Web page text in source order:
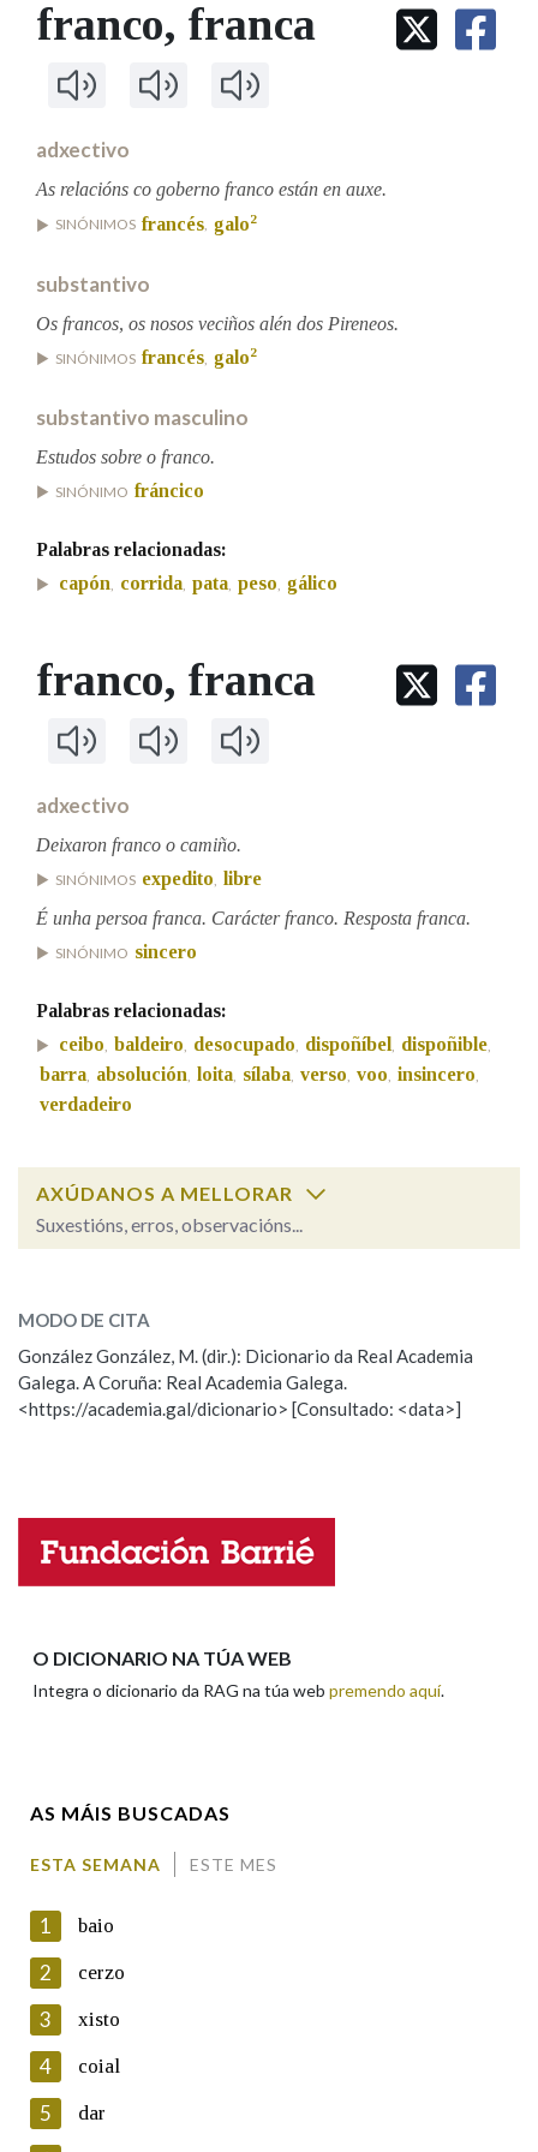
IDENTIDADE CORPORATIVA
MARCIAL DEL ADALID
CASA-MUSEO EMILIA PARDO
BAZÁN
FIGURAS HOMENAXEADAS
HISTORIA
PORTAL DAS PALABRAS
Facebook
TwitterYoutubeInstagram
Bluesky
BUSCAR NOS LEMAS
Comeza por
BUSCAR NO CONTIDO
Nas definicións
Marcas gramaticais
Pertence a
franco, franca
adxectivo
As relacións co goberno franco están en auxe.
SINÓNIMOS francés, galo2
substantivo
Os francos, os nosos veciños alén dos Pireneos.
SINÓNIMOS francés galo2
substantivo masculino
Estudos sobre o franco.
SINÓNIMO fráncico
Palabras relacionadas:
capón corrida pata peso gálico
franco, franca
adxectivo
Deixaron franco o camiño.
SINÓNIMOS expedito, libre
É unha persoa franca. Carácter franco. Resposta franca.
SINÓNIMO sincero
Palabras relacionadas:
ceibo, baldeiro, desocupado, dispoñíbel , dispoñible,
barra, absolución, loita, sílaba, verso, voo, insincero,
verdadeiro
AXÚDANOS A MELLORAR
Suxestións, erros, observacións...
franco, franca
franco, franca (libre ou sincero)
ESCOLLE UNHA OPCIÓN:
Propoño mellorar a definición
Falta unha voz
Comentario
En cumprimento da normativa vixente en materia de
MODO DE CITA
González González, M. (dir.): Dicionario da Real Academia
Galega. A Coruña: Real Academia Galega.
<https://academia.gal/dicionario> [Consultado: <data>]
O DICIONARIO NA TÚA WEB
Integra o dicionario da RAG na túa web premendo aquí.
AS MÁIS BUSCADAS
ESTA SEMANA ESTE MES
1 baio
2 cerzo
3 xisto
4 coial
5 dar